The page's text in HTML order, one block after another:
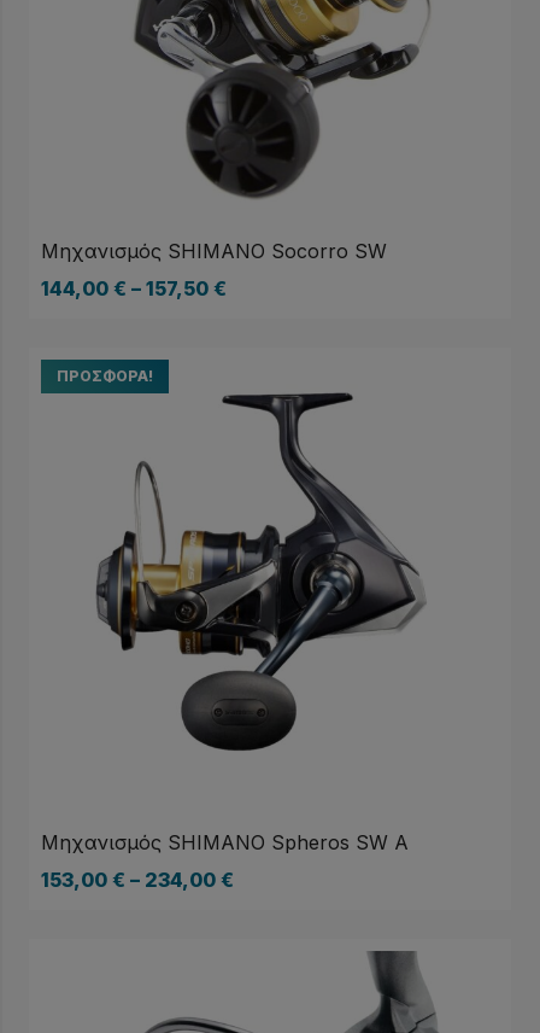
Μηχανισμός SHIMANO Socorro SW
144,00 € – 157,50 €
ΠΡΟΣΦΟΡΆ!
Μηχανισμός SHIMANO Spheros SW A
153,00 € – 234,00 €